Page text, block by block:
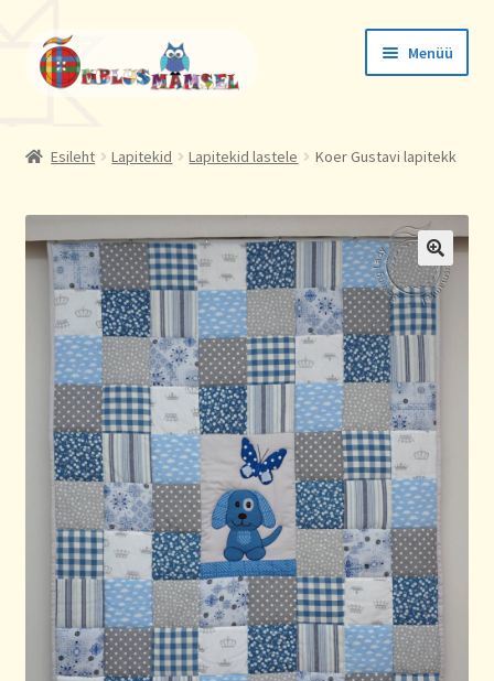
Liigu
navigeerimisele
Liigu
sisu
juurde
Menüü
Aadressid
Esileht Lapitekid Lapitekid lastele Koer Gustavi lapitekk
🔍